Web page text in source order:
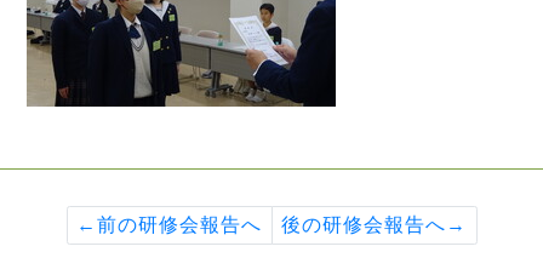
←前の研修会報告へ 後の研修会報告へ→